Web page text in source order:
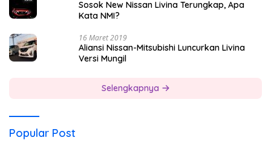
Sosok New Nissan Livina Terungkap, Apa
Kata NMI?
16 Maret 2019
Aliansi Nissan-Mitsubishi Luncurkan Livina
Versi Mungil
Selengkapnya
Popular Post